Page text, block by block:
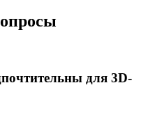
для 3D-